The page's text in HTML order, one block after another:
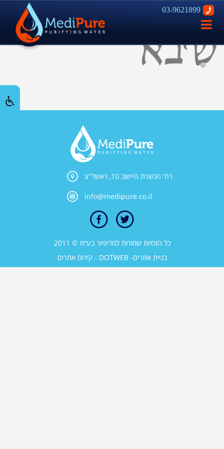
03-9621899
פתח
ניווט
רח' הכשרת היישוב 10, ראשל"צ
info@medipure.co.il
כל הזכויות שמורות למדיפיור בע״מ © 2011
קידום אתרים- DOTWEB -בניית אתרים